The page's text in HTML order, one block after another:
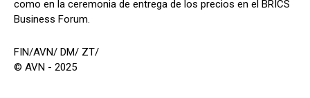
como en la ceremonia de entrega de los precios en el BRICS
Business Forum.
FIN/AVN/ DM/ ZT/
© AVN - 2025